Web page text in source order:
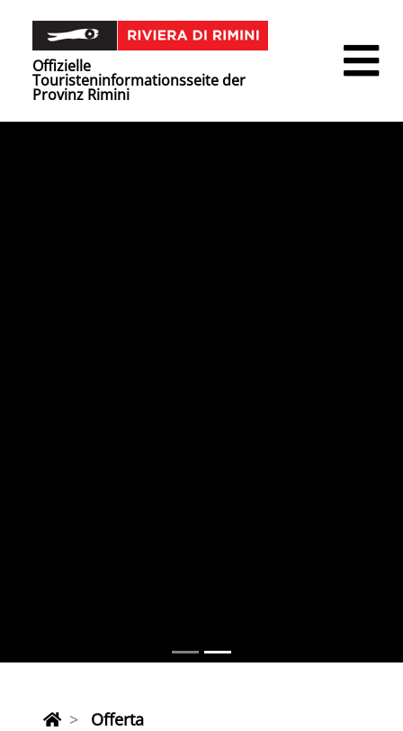
Offizielle
Touristeninformationsseite der
Provinz Rimini
Offerta